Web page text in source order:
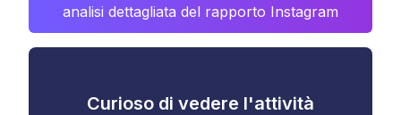
analisi dettagliata del rapporto Instagram
Curioso di vedere l'attività